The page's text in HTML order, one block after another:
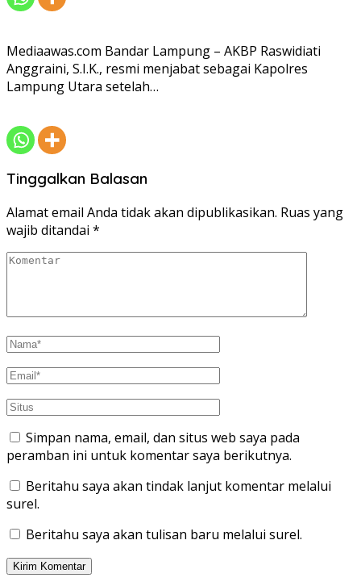
Mediaawas.com Bandar Lampung – AKBP Raswidiati
Anggraini, S.I.K., resmi menjabat sebagai Kapolres
Lampung Utara setelah…
Tinggalkan Balasan
Alamat email Anda tidak akan dipublikasikan. Ruas yang
wajib ditandai *
Simpan nama, email, dan situs web saya pada
peramban ini untuk komentar saya berikutnya.
Beritahu saya akan tindak lanjut komentar melalui
surel.
Beritahu saya akan tulisan baru melalui surel.